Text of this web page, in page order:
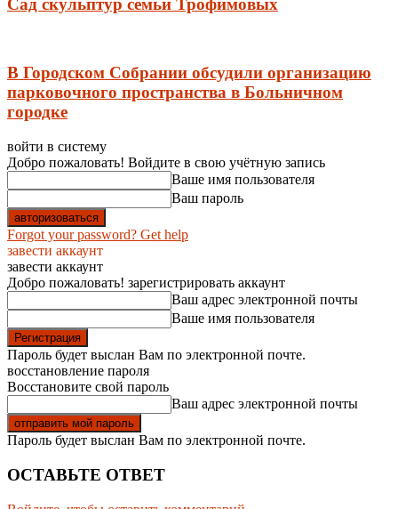
Сад скульптур семьи Трофимовых
В Городском Собрании обсудили организацию
парковочного пространства в Больничном
городке
войти в систему
Добро пожаловать! Войдите в свою учётную запись
Ваше имя пользователя
Ваш пароль
Forgot your password? Get help
завести аккаунт
завести аккаунт
Добро пожаловать! зарегистрировать аккаунт
Ваш адрес электронной почты
Ваше имя пользователя
Пароль будет выслан Вам по электронной почте.
восстановление пароля
Восстановите свой пароль
Ваш адрес электронной почты
Пароль будет выслан Вам по электронной почте.
ОСТАВЬТЕ ОТВЕТ